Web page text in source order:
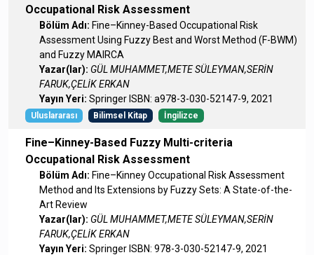
Occupational Risk Assessment
Bölüm Adı: Fine–Kinney-Based Occupational Risk
Assessment Using Fuzzy Best and Worst Method (F-BWM)
and Fuzzy MAIRCA
Yazar(lar): GÜL MUHAMMET,METE SÜLEYMAN,SERİN
FARUK,ÇELİK ERKAN
Yayın Yeri: Springer ISBN: a978-3-030-52147-9, 2021
Uluslararası Bilimsel Kitap İngilizce
Fine–Kinney-Based Fuzzy Multi-criteria
Occupational Risk Assessment
Bölüm Adı: Fine–Kinney Occupational Risk Assessment
Method and Its Extensions by Fuzzy Sets: A State-of-the-
Art Review
Yazar(lar): GÜL MUHAMMET,METE SÜLEYMAN,SERİN
FARUK,ÇELİK ERKAN
Yayın Yeri: Springer ISBN: 978-3-030-52147-9, 2021